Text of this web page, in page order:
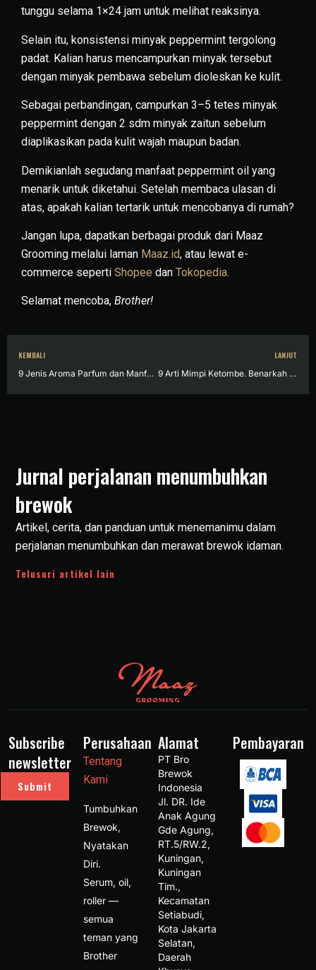
tunggu selama 1×24 jam untuk melihat reaksinya.
Selain itu, konsistensi minyak peppermint tergolong
padat. Kalian harus mencampurkan minyak tersebut
dengan minyak pembawa sebelum dioleskan ke kulit.
Sebagai perbandingan, campurkan 3–5 tetes minyak
peppermint dengan 2 sdm minyak zaitun sebelum
diaplikasikan pada kulit wajah maupun badan.
Demikianlah segudang manfaat peppermint oil yang
menarik untuk diketahui. Setelah membaca ulasan di
atas, apakah kalian tertarik untuk mencobanya di rumah?
Jangan lupa, dapatkan berbagai produk dari Maaz
Grooming melalui laman Maaz.id, atau lewat e-
commerce seperti Shopee dan Tokopedia.
Selamat mencoba, Brother!
KEMBALI
9 Jenis Aroma Parfum dan Manfaatnya untuk Kesehatan
LANJUT
9 Arti Mimpi Ketombe. Benarkah Pertanda Gangguan Kecemasan?
Jurnal perjalanan menumbuhkan
brewok
Artikel, cerita, dan panduan untuk menemanimu dalam
perjalanan menumbuhkan dan merawat brewok idaman.
Telusuri artikel lain
Subscribe
newsletter
Submit
Perusahaan
Tentang
Kami
Tumbuhkan
Brewok,
Nyatakan
Diri.
Serum, oil,
roller —
semua
teman yang
Brother
Alamat
PT Bro
Brewok
Indonesia
Jl. DR. Ide
Anak Agung
Gde Agung,
RT.5/RW.2,
Kuningan,
Kuningan
Tim.,
Kecamatan
Setiabudi,
Kota Jakarta
Selatan,
Daerah
Pembayaran